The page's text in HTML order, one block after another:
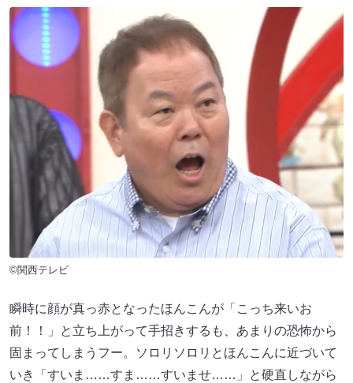
©関西テレビ
瞬時に顔が真っ赤となったほんこんが「こっち来いお
前！！」と立ち上がって手招きするも、あまりの恐怖から
固まってしまうフー。ソロリソロリとほんこんに近づいて
いき「すいま……すま……すいませ……」と硬直しながら